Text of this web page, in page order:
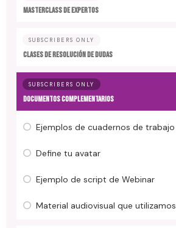
MASTERCLASS DE EXPERTOS
SUBSCRIBERS ONLY
CLASES DE RESOLUCIÓN DE DUDAS
SUBSCRIBERS ONLY
DOCUMENTOS COMPLEMENTARIOS
Ejemplos de cuadernos de trabajo
Define tu avatar
Ejemplo de script de Webinar
Material audiovisual que utilizamos